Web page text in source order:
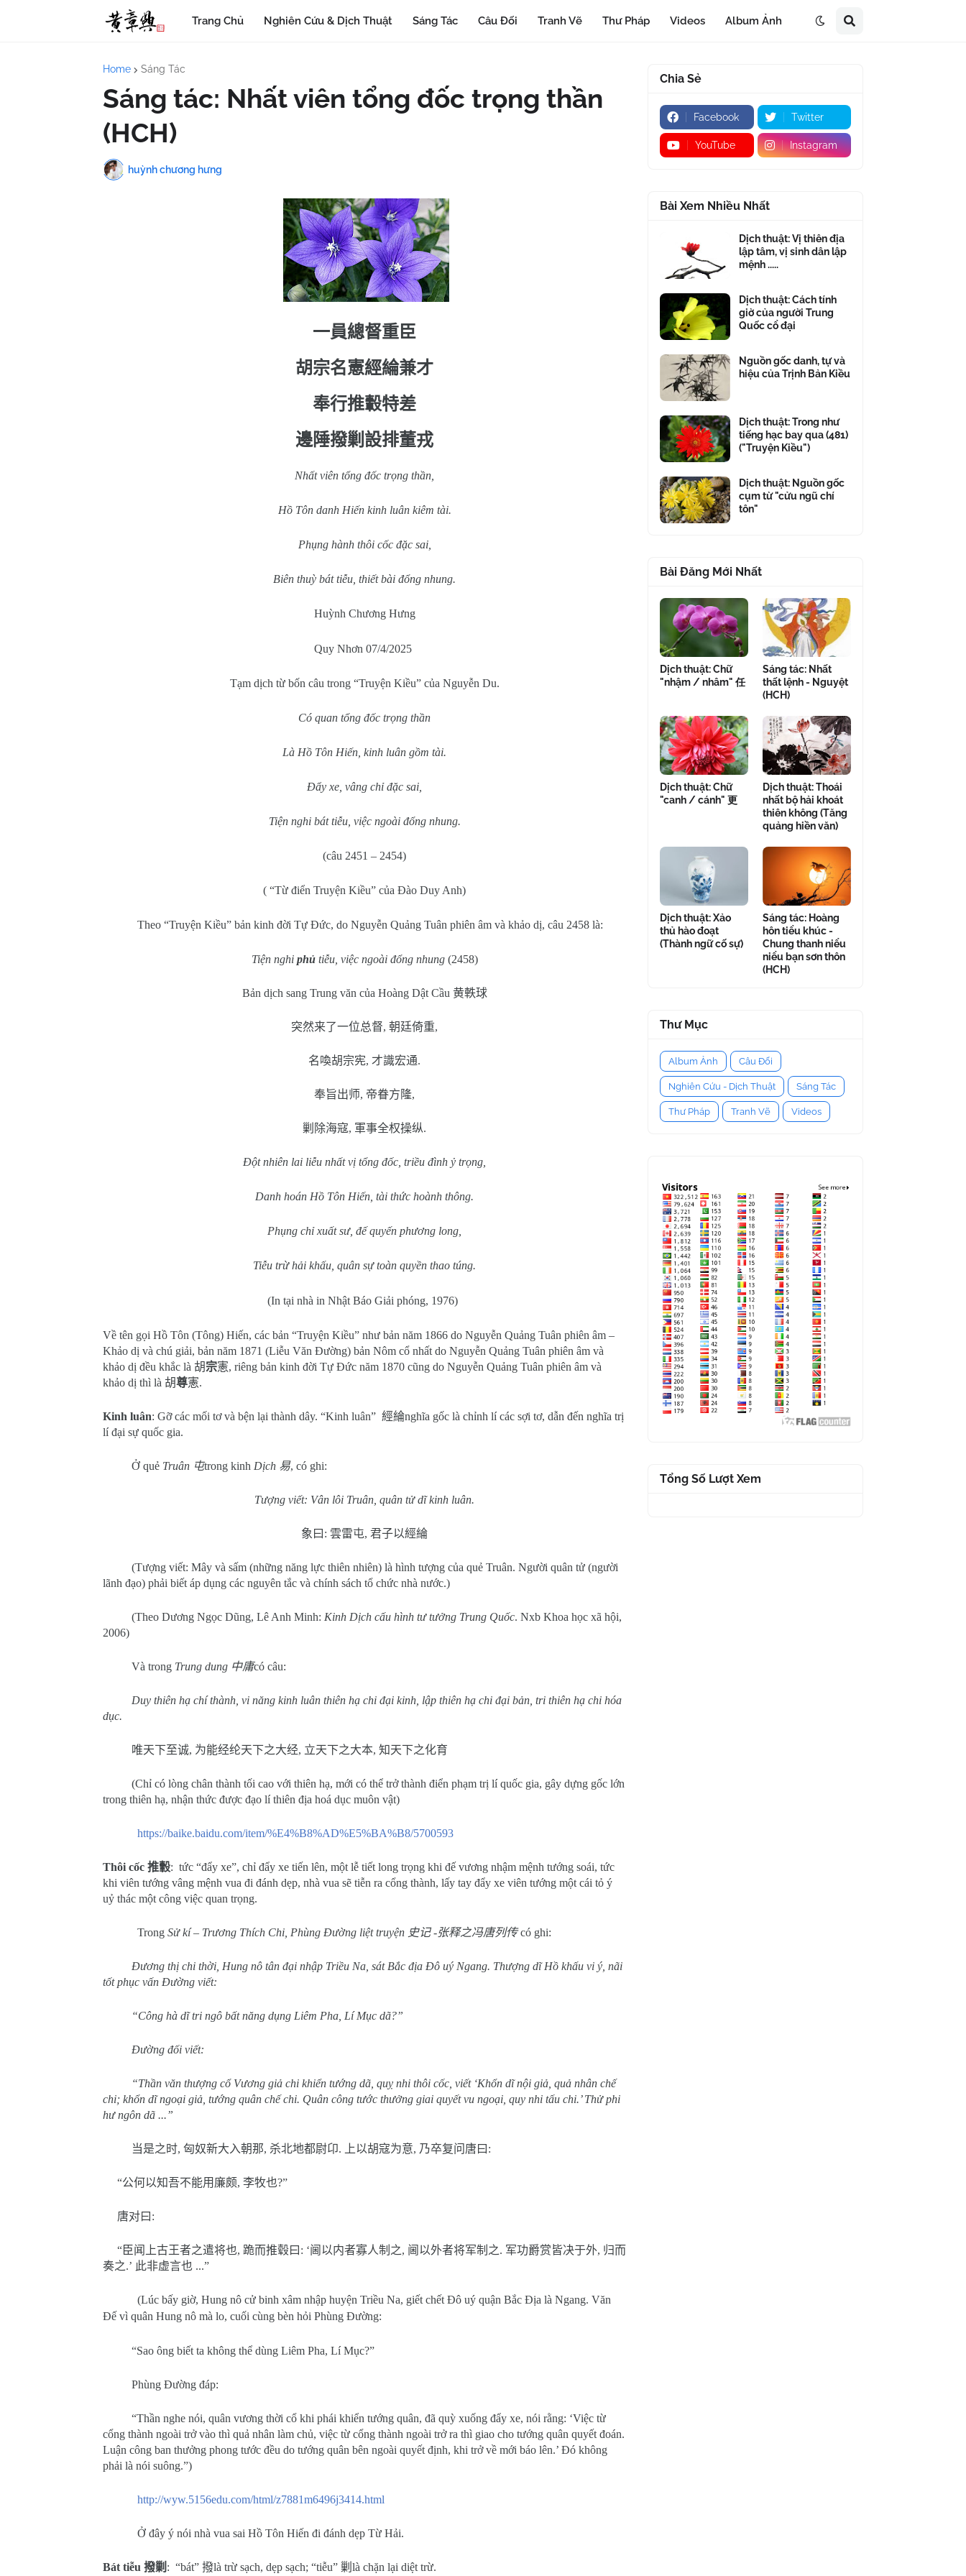
Trang Chủ Nghiên Cứu & Dịch Thuật Sáng Tác Câu Đối Tranh Vẽ Thư Pháp Videos Album Ảnh
Home Sáng Tác
Sáng tác: Nhất viên tổng đốc trọng thần
(HCH)
huỳnh chương hưng
一員總督重臣
胡宗名憲經綸兼才
奉行推轂特差
邊陲撥剿設排董戎
Nhất viên tổng đốc trọng thần,
Hồ Tôn danh Hiến kinh luân kiêm tài.
Phụng hành thôi cốc đặc sai,
Biên thuỳ bát tiễu, thiết bài đổng nhung.
Huỳnh Chương Hưng
Quy Nhơn 07/4/2025
Tạm dịch từ bốn câu trong “Truyện Kiều” của Nguyễn Du.
Có quan tổng đốc trọng thần
Là Hồ Tôn Hiến, kinh luân gồm tài.
Đẩy xe, vâng chỉ đặc sai,
Tiện nghi bát tiễu, việc ngoài đổng nhung.
(câu 2451 – 2454)
( “Từ điển Truyện Kiều” của Đào Duy Anh)
Theo “Truyện Kiều” bản kinh đời Tự Đức, do Nguyễn Quảng Tuân phiên âm và khảo dị, câu 2458 là:
Tiện nghi phủtiễu, việc ngoài đổng nhung(2458)
Bản dịch sang Trung văn của Hoàng Dật Cầu 黄軼球
突然来了一位总督, 朝廷倚重,
名喚胡宗宪, 才識宏通.
奉旨出师, 帝眷方隆,
剿除海寇, 軍事全权操纵.
Đột nhiên lai liễu nhất vị tổng đốc, triều đình ỷ trọng,
Danh hoán Hồ Tôn Hiến, tài thức hoành thông.
Phụng chỉ xuất sư, đế quyến phương long,
Tiễu trừ hải khấu, quân sự toàn quyền thao túng.
(In tại nhà in Nhật Báo Giải phóng, 1976)
Về tên gọi Hồ Tôn (Tông) Hiến, các bản “Truyện Kiều” như bản năm 1866 do Nguyễn Quảng Tuân phiên âm –
Khảo dị và chú giải, bản năm 1871 (Liễu Văn Đường) bản Nôm cổ nhất do Nguyễn Quảng Tuân phiên âm và
khảo dị đều khắc là 胡宗憲, riêng bản kinh đời Tự Đức năm 1870 cũng do Nguyễn Quảng Tuân phiên âm và
khảo dị thì là 胡尊憲.
Kinh luân: Gỡ các mối tơ và bện lại thành dây. “Kinh luân” 經綸nghĩa gốc là chỉnh lí các sợi tơ, dẫn đến nghĩa trị
lí đại sự quốc gia.
Ở quẻ Truân 屯trong kinh Dịch 易, có ghi:
Tượng viết: Vân lôi Truân, quân tử dĩ kinh luân.
象曰 : 雲雷屯, 君子以經綸
(Tượng viết: Mây và sấm (những năng lực thiên nhiên) là hình tượng của quẻ Truân. Người quân tử (người
lãnh đạo) phải biết áp dụng các nguyên tắc và chính sách tổ chức nhà nước.)
(Theo Dương Ngọc Dũng, Lê Anh Minh: Kinh Dịch cấu hình tư tưởng Trung Quốc. Nxb Khoa học xã hội,
2006)
Và trong Trung dung 中庸có câu:
Duy thiên hạ chí thành, vi năng kinh luân thiên hạ chi đại kinh, lập thiên hạ chi đại bản, tri thiên hạ chi hóa
dục.
唯天下至诚, 为能经纶天下之大经, 立天下之大本, 知天下之化育
(Chỉ có lòng chân thành tối cao với thiên hạ, mới có thể trở thành điển phạm trị lí quốc gia, gây dựng gốc lớn
trong thiên hạ, nhận thức được đạo lí thiên địa hoá dục muôn vật)
https://baike.baidu.com/item/%E4%B8%AD%E5%BA%B8/5700593
Thôi cốc 推轂: tức “đẩy xe”, chỉ đẩy xe tiến lên, một lễ tiết long trọng khi đế vương nhậm mệnh tướng soái, tức
khi viên tướng vâng mệnh vua đi đánh dẹp, nhà vua sẽ tiễn ra cổng thành, lấy tay đẩy xe viên tướng một cái tỏ ý
uỷ thác một công việc quan trọng.
Trong Sử kí – Trương Thích Chi, Phùng Đường liệt truyện 史记-张释之冯唐列传 có ghi:
Đương thị chi thời, Hung nô tân đại nhập Triều Na, sát Bắc địa Đô uý Ngang. Thượng dĩ Hồ khấu vi ý, nãi
tốt phục vấn Đường viết:
“Công hà dĩ tri ngô bất năng dụng Liêm Pha, Lí Mục dã?”
Đường đối viết:
“Thần văn thượng cổ Vương giả chi khiển tướng dã, quỵ nhi thôi cốc, viết ‘Khổn dĩ nội giả, quả nhân chế
chi; khổn dĩ ngoại giả, tướng quân chế chi. Quân công tước thưởng giai quyết vu ngoại, quy nhi tấu chi.’ Thử phi
hư ngôn dã ...”
当是之时, 匈奴新大入朝那, 杀北地都尉卬. 上以胡寇为意, 乃卒复问唐曰 :
“公何以知吾不能用廉颇, 李牧也?”
唐对曰 :
“臣闻上古王者之遣将也, 跪而推毂曰 : ‘阃以内者寡人制之, 阃以外者将军制之. 军功爵赏皆决于外, 归而
奏之.’ 此非虚言也 ...”
(Lúc bấy giờ, Hung nô cử binh xâm nhập huyện Triều Na, giết chết Đô uý quận Bắc Địa là Ngang. Văn
Đế vì quân Hung nô mà lo, cuối cùng bèn hỏi Phùng Đường:
“Sao ông biết ta không thể dùng Liêm Pha, Lí Mục?”
Phùng Đường đáp:
“Thần nghe nói, quân vương thời cổ khi phái khiển tướng quân, đã quỳ xuống đẩy xe, nói rằng: ‘Việc từ
cổng thành ngoài trở vào thì quả nhân làm chủ, việc từ cổng thành ngoài trở ra thì giao cho tướng quân quyết đoán.
Luận công ban thưởng phong tước đều do tướng quân bên ngoài quyết định, khi trở về mới báo lên.’ Đó không
phải là nói suông.”)
http://wyw.5156edu.com/html/z7881m6496j3414.html
Ở đây ý nói nhà vua sai Hồ Tôn Hiến đi đánh dẹp Từ Hải.
Bát tiễu 撥剿 : “bát” 撥là trừ sạch, dẹp sạch; “tiễu” 剿 là chặn lại diệt trừ.
Chia Sẻ
Facebook Twitter
YouTube Instagram
Bài Xem Nhiều Nhất
Dịch thuật: Vị thiên địa
lập tâm, vị sinh dân lập
mệnh .....
Dịch thuật: Cách tính
giờ của người Trung
Quốc cổ đại
Nguồn gốc danh, tự và
hiệu của Trịnh Bản Kiều
Dịch thuật: Trong như
tiếng hạc bay qua (481)
("Truyện Kiều")
Dịch thuật: Nguồn gốc
cụm từ "cửu ngũ chí
tôn"
Bài Đăng Mới Nhất
Dịch thuật: Chữ
"nhậm / nhâm" 任
Sáng tác: Nhất
thất lệnh - Nguyệt
(HCH)
Dịch thuật: Chữ
"canh / cánh" 更
Dịch thuật: Thoái
nhất bộ hải khoát
thiên không (Tăng
quảng hiền văn)
Dịch thuật: Xảo
thủ hào đoạt
(Thành ngữ cố sự)
Sáng tác: Hoàng
hôn tiểu khúc -
Chung thanh niểu
niểu bạn sơn thôn
(HCH)
Thư Mục
Album Ảnh Câu Đối
Nghiên Cứu - Dịch Thuật Sáng Tác
Thư Pháp Tranh Vẽ Videos
Tổng Số Lượt Xem